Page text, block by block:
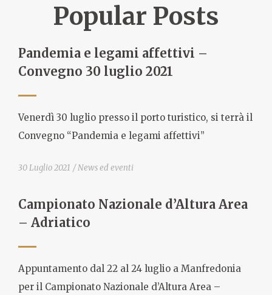
Popular Posts
Pandemia e legami affettivi –
Convegno 30 luglio 2021
Venerdì 30 luglio presso il porto turistico, si terrà il
Convegno “Pandemia e legami affettivi”
30 Luglio 2021 News ed eventi
Campionato Nazionale d’Altura Area
– Adriatico
Appuntamento dal 22 al 24 luglio a Manfredonia
per il Campionato Nazionale d’Altura Area –